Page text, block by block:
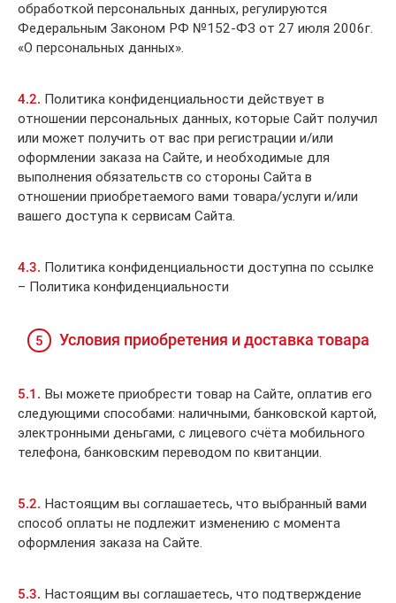
обработкой персональных данных, регулируются
Федеральным Законом РФ №152-ФЗ от 27 июля 2006г.
«О персональных данных».
4.2. Политика конфиденциальности действует в
отношении персональных данных, которые Сайт получил
или может получить от вас при регистрации и/или
оформлении заказа на Сайте, и необходимые для
выполнения обязательств со стороны Сайта в
отношении приобретаемого вами товара/услуги и/или
вашего доступа к сервисам Сайта.
4.3. Политика конфиденциальности доступна по ссылке
– Политика конфиденциальности
5 Условия приобретения и доставка товара
5.1. Вы можете приобрести товар на Сайте, оплатив его
следующими способами: наличными, банковской картой,
электронными деньгами, с лицевого счёта мобильного
телефона, банковским переводом по квитанции.
5.2. Настоящим вы соглашаетесь, что выбранный вами
способ оплаты не подлежит изменению с момента
оформления заказа на Сайте.
5.3. Настоящим вы соглашаетесь, что подтверждение